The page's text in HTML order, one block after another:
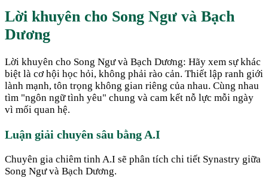
Lời khuyên cho Song Ngư và Bạch
Dương
Lời khuyên cho Song Ngư và Bạch Dương: Hãy xem sự khác
biệt là cơ hội học hỏi, không phải rào cản. Thiết lập ranh giới
lành mạnh, tôn trọng không gian riêng của nhau. Cùng nhau
tìm "ngôn ngữ tình yêu" chung và cam kết nỗ lực mỗi ngày
vì mối quan hệ.
Luận giải chuyên sâu bằng A.I
Chuyên gia chiêm tinh A.I sẽ phân tích chi tiết Synastry giữa
Song Ngưvà Bạch Dương.